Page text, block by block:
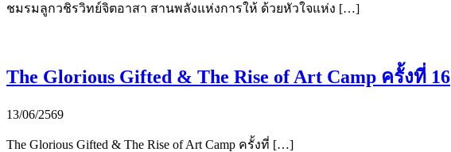
ชมรมลูกวชิรวิทย์จิตอาสา สานพลังแห่งการให้ ด้วยหัวใจแห่ง […]
The Glorious Gifted & The Rise of Art Camp ครั้งที่ 16
13/06/2569
The Glorious Gifted & The Rise of Art Camp ครั้งที่ […]